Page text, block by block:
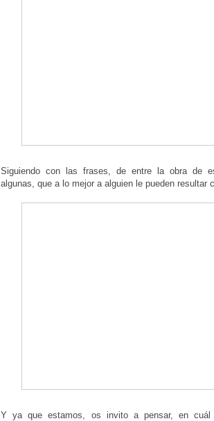
Siguiendo con las frases, de entre la obra de
algunas, que a lo mejor a alguien le pueden resultar
Y ya que estamos, os invito a pensar, en